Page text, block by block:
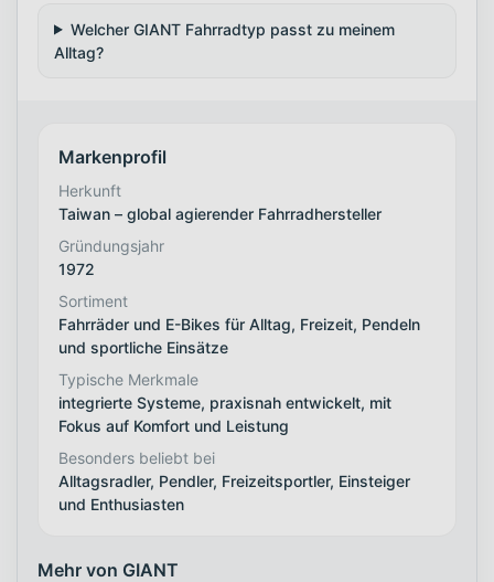
Welcher GIANT Fahrradtyp passt zu meinem
Alltag?
Markenprofil
Herkunft
Taiwan – global agierender Fahrradhersteller
Gründungsjahr
1972
Sortiment
Fahrräder und E-Bikes für Alltag, Freizeit, Pendeln
und sportliche Einsätze
Typische Merkmale
integrierte Systeme, praxisnah entwickelt, mit
Fokus auf Komfort und Leistung
Besonders beliebt bei
Alltagsradler, Pendler, Freizeitsportler, Einsteiger
und Enthusiasten
Mehr von GIANT